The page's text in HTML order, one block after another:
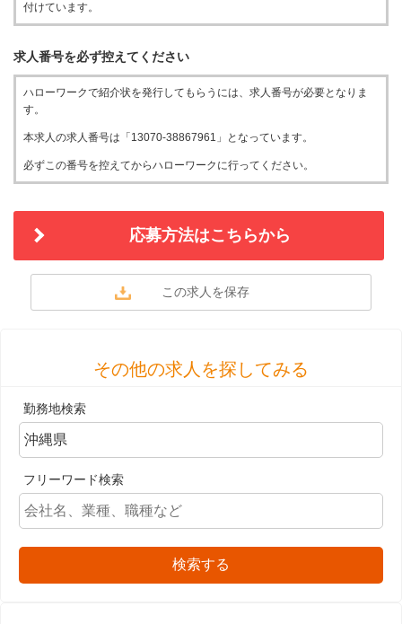
付けています。
求人番号を必ず控えてください
ハローワークで紹介状を発行してもらうには、求人番号が必要となりま
す。
本求人の求人番号は「13070-38867961」となっています。
必ずこの番号を控えてからハローワークに行ってください。
応募方法はこちらから
その他の求人を探してみる
勤務地検索
フリーワード検索
検索する